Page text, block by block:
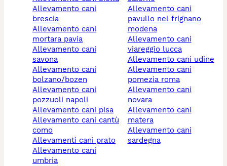
allevamento cani
brescia
allevamento cani
mortara pavia
allevamento cani
savona
allevamento cani
bolzano/bozen
allevamento cani
pozzuoli napoli
allevamento cani pisa
allevamento cani cantù
como
allevamenti cani prato
allevamento cani
umbria
allevamento cani
pavullo nel frignano
modena
allevamento cani
viareggio lucca
allevamento cani udine
allevamento cani
pomezia roma
allevamento cani
novara
allevamento cani
matera
allevamento cani
sardegna